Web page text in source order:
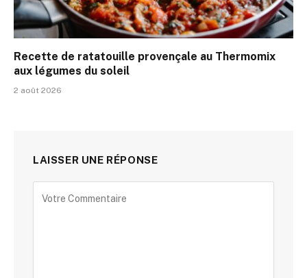
Recette de ratatouille provençale au Thermomix
aux légumes du soleil
2 août 2026
LAISSER UNE RÉPONSE